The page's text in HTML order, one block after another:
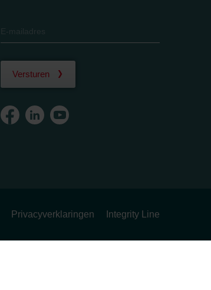
Versturen
Privacyverklaringen Integrity Line